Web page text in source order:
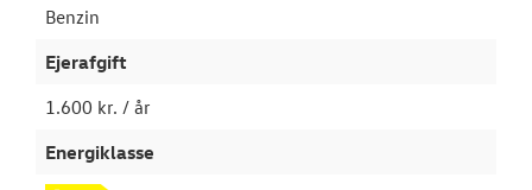
Benzin
Ejerafgift
1.600 kr. / år
Energiklasse